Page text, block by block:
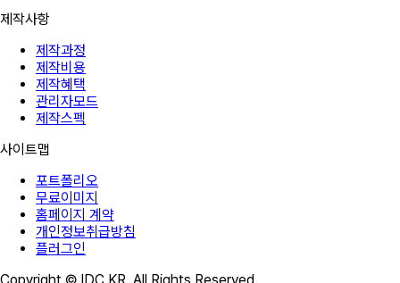
제작사항
제작과정
제작비용
제작혜택
관리자모드
제작스펙
사이트맵
포트폴리오
무료이미지
홈페이지 계약
개인정보취급방침
플러그인